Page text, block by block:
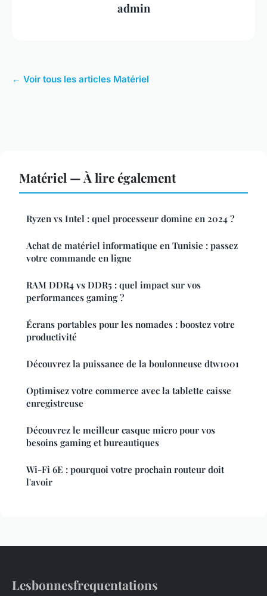
admin
← Voir tous les articles Matériel
Matériel — À lire également
Ryzen vs Intel : quel processeur domine en 2024 ?
Achat de matériel informatique en Tunisie : passez
votre commande en ligne
RAM DDR4 vs DDR5 : quel impact sur vos
performances gaming ?
Écrans portables pour les nomades : boostez votre
productivité
Découvrez la puissance de la boulonneuse dtw1001
Optimisez votre commerce avec la tablette caisse
enregistreuse
Découvrez le meilleur casque micro pour vos
besoins gaming et bureautiques
Wi-Fi 6E : pourquoi votre prochain routeur doit
l'avoir
Lesbonnesfrequentations